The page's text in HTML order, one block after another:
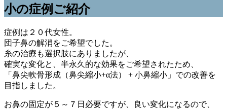
小の症例ご紹介
症例は２０代女性。
団子鼻の解消をご希望でした。
糸の治療も選択肢にありましたが、
確実な変化と、半永久的な効果をご希望されたため、
「鼻尖軟骨形成（鼻尖縮小+α法） + 小鼻縮小」での改善を
目指しました。
お鼻の固定が５～７日必要ですが、良い変化になるので、